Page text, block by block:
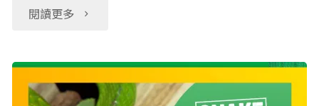
坦
「SICK
也
合
閱讀更多
"【Youtube
孩